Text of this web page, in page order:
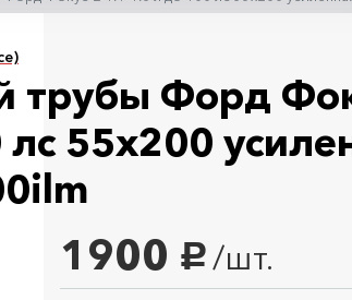
трубы Форд
55х200
1900 руб. /шт.